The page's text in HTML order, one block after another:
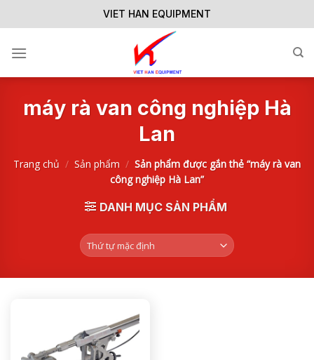
to
VIET HAN EQUIPMENT
máy rà van công nghiệp Hà
Lan
Trang chủ / Sản phẩm / Sản phẩm được gắn thẻ “máy rà van
công nghiệp Hà Lan”
DANH MỤC SẢN PHẨM